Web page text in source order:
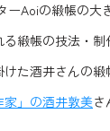
ーAoiの緞帳の大
緞帳の技法・
けた酒井さんの
家」の酒井敦美